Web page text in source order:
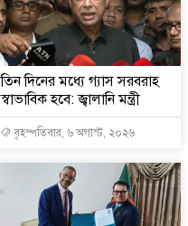
তিন দিনের মধ্যে গ্যাস সরবরাহ
স্বাভাবিক হবে: জ্বালানি মন্ত্রী
বৃহস্পতিবার, ৬ অগাস্ট, ২০২৬